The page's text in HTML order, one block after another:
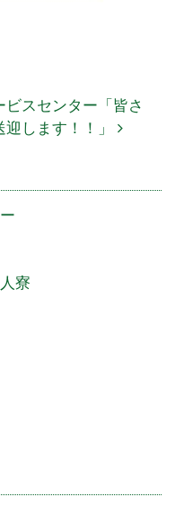
スセンター「皆さ
します！！」
寮